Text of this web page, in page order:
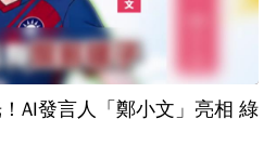
AI發言人「鄭小文」亮相 綠